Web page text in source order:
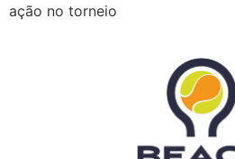
ação no torneio